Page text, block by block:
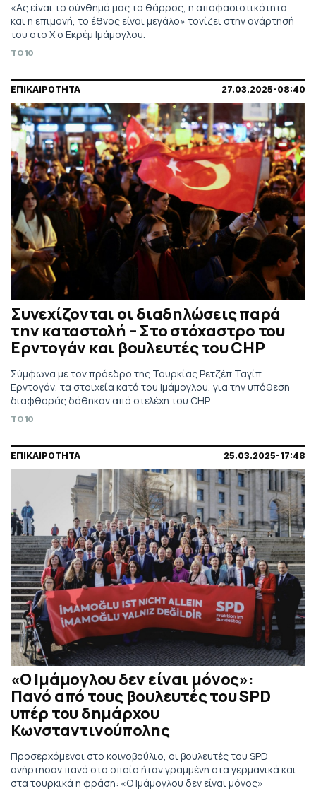
«Ας είναι το σύνθημά μας το θάρρος, η αποφασιστικότητα
και η επιμονή, το έθνος είναι μεγάλο» τονίζει στην ανάρτησή
του στο Χ ο Εκρέμ Ιμάμογλου.
TO10
ΕΠΙΚΑΙΡΟΤΗΤΑ 27.03.2025-08:40
Συνεχίζονται οι διαδηλώσεις παρά
την καταστολή – Στο στόχαστρο του
Ερντογάν και βουλευτές του CHP
Σύμφωνα με τον πρόεδρο της Τουρκίας Ρετζέπ Ταγίπ
Ερντογάν, τα στοιχεία κατά του Ιμάμογλου, για την υπόθεση
διαφθοράς δόθηκαν από στελέχη του CHP.
TO10
ΕΠΙΚΑΙΡΟΤΗΤΑ 25.03.2025-17:48
«Ο Ιμάμογλου δεν είναι μόνος»:
Πανό από τους βουλευτές του SPD
υπέρ του δημάρχου
Κωνσταντινούπολης
Προσερχόμενοι στο κοινοβούλιο, οι βουλευτές του SPD
ανήρτησαν πανό στο οποίο ήταν γραμμένη στα γερμανικά και
στα τουρκικά η φράση: «Ο Ιμάμογλου δεν είναι μόνος»